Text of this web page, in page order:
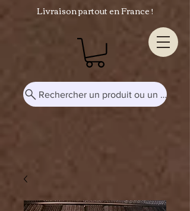
Livraison partout en France !
Rechercher un produit ou un mot-